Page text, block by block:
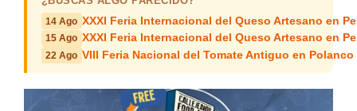
14 Ago XXXI Feria Internacional del Queso Artesano en
15 Ago XXXI Feria Internacional del Queso Artesano en
22 Ago VIII Feria Nacional del Tomate Antiguo en Polanco